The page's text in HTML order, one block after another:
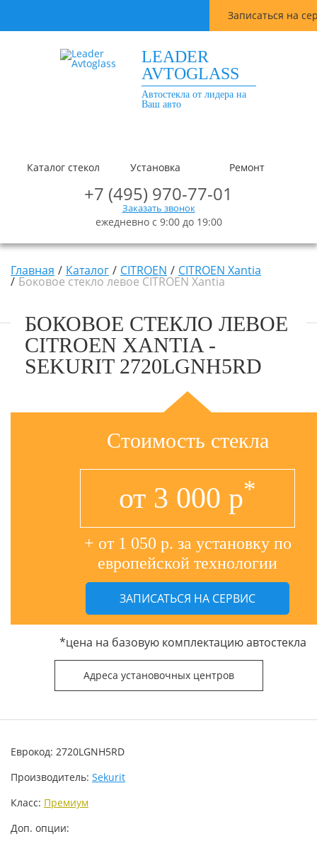
Записаться на
LEADER
AVTOGLASS
Автостекла от лидера на
Ваш авто
Каталог стекол Установка Ремонт
+7 (495) 970-77-01
Заказать звонок
ежедневно с 9:00 до 19:00
Главная Каталог CITROEN CITROEN Xantia
Боковое стекло левое CITROEN Xantia
БОКОВОЕ СТЕКЛО ЛЕВОЕ
CITROEN XANTIA -
SEKURIT 2720LGNH5RD
Стоимость стекла
от 3 000 р*
+ от 1 050 р. за установку по
европейской технологии
ЗАПИСАТЬСЯ НА СЕРВИС
*цена на базовую комплектацию автостекла
Адреса установочных центров
Еврокод: 2720LGNH5RD
Производитель: Sekurit
Класс: Премиум
Доп. опции: